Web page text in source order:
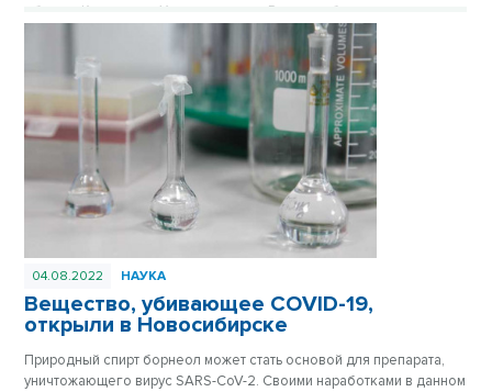
области Константин Хальзов и глава Роспотребнадора региона
04.08.2022 НАУКА
Вещество, убивающее COVID-19,
открыли в Новосибирске
Природный спирт борнеол может стать основой для препарата,
уничтожающего вирус SARS-CoV-2. Своими наработками в данном